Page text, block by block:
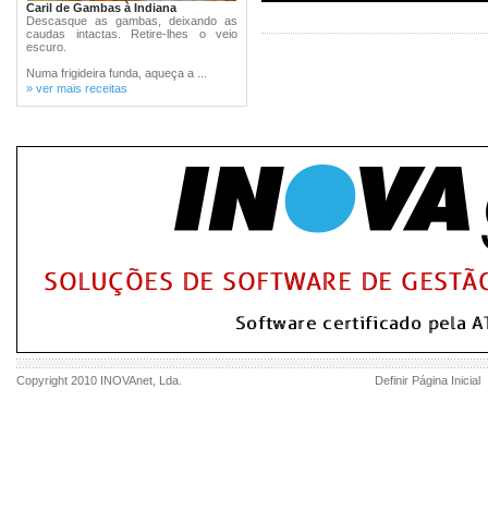
Caril de Gambas à Indiana
Descasque as gambas, deixando as
caudas intactas. Retire-lhes o veio
escuro.
Numa frigideira funda, aqueça a ...
» ver mais receitas
Copyright 2010 INOVAnet , Lda. Definir Página Inicial